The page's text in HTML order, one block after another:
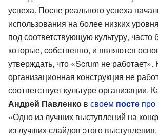
успеха. После реального успеха
использования на более низких
под соответствующую культуру, часто
которые, собственно, и являются
утверждать, что «Scrum не
организационная конструкция не
соответствует культуре организации.
Андрей Павленко в своем посте про
«Одно из лучших выступлений на
из лучших слайдов этого